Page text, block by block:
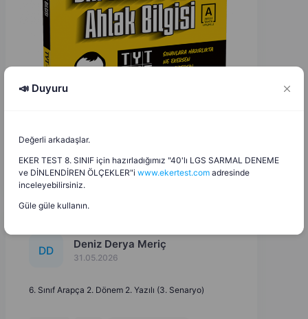
DD Deniz Derya Meriç
31.05.2026
6. Sınıf Arapça 2. Dönem 2. Yazılı (3. Senaryo)
📣 Duyuru
Değerli arkadaşlar.
EKER TEST 8. SINIF için hazırladığımız "40'lı LGS SARMAL DENEME
ve DİNLENDİREN ÖLÇEKLER"i www.ekertest.com adresinde
inceleyebilirsiniz.
Güle güle kullanın.